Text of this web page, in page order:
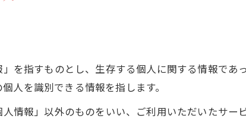
を指すものとし、生存する個人に関する情報であ
人を識別できる情報を指します。
情報」以外のものをいい、ご利用いただいたサー